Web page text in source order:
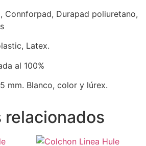
Connforpad, Durapad poliuretano,
Latex.
al 100%
mm. Blanco, color y lúrex.
relacionados